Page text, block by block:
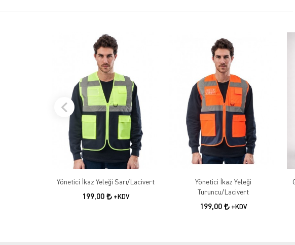
Yönetici İkaz Yeleği Sarı/Lacivert
199,00 +KDV
Yönetici İkaz Yeleği
Turuncu/Lacivert
199,00 +KDV